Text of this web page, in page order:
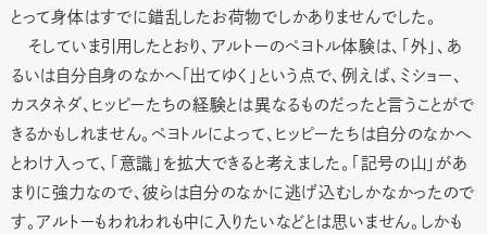
とって身体はすでに錯乱したお荷物でしかありませんでした。
そしていま引用したとおり、アルトーのペヨトル体験は、「外」、あ
るいは自分自身のなかへ「出てゆく」という点で、例えば、ミショー、
カスタネダ、ヒッピーたちの経験とは異なるものだったと言うことがで
きるかもしれません。ペヨトルによって、ヒッピーたちは自分のなかへ
とわけ入って、「意識」を拡大できると考えました。「記号の山」があ
まりに強力なので、彼らは自分のなかに逃げ込むしかなかったので
す。アルトーもわれわれも中に入りたいなどとは思いません。しかも